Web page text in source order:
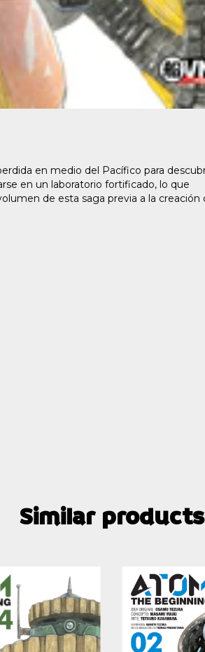
en medio del Pacífico para
en un laboratorio fortificado, lo que
de esta saga previa a la creación
Similar products